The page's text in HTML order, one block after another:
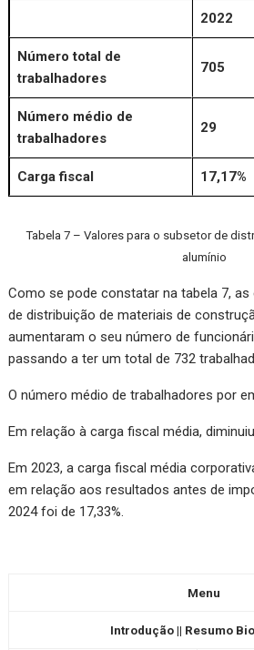
2022
Número total de
trabalhadores
705
Número médio de
trabalhadores
29
Carga fiscal 17,17%
Tabela 7 – Valores para o subsetor de
alumínio
Como se pode constatar na tabela 7,
de distribuição de materiais de
aumentaram o seu número de
passando a ter um total de 732
O número médio de trabalhadores por
Em relação à carga fiscal média,
Em 2023, a carga fiscal média
em relação aos resultados antes de
2024 foi de 17,33%.
Menu
Introdução || Resumo